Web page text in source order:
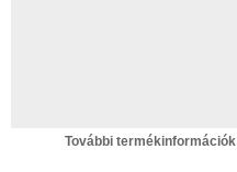
További termékinformációk